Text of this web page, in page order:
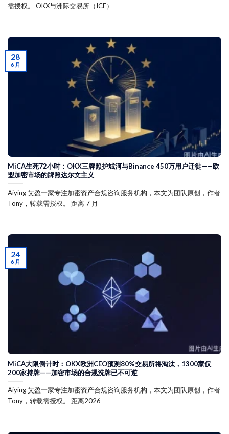
需授权。 OKX与洲际交易所（ICE）
MiCA生死72小时：OKX三牌照护城河与Binance 450万用户迁徙——欧
盟加密市场的牌照达尔文主义
Aiying 艾盈一家专注加密资产合规咨询服务机构，本文为团队原创，作者
Tony，转载需授权。 距离 7 月
28
6 月
MiCA大限倒计时：OKX欧洲CEO预测80%交易所将淘汰，1300家仅
200家持牌——加密市场的合规洗牌已不可逆
Aiying 艾盈一家专注加密资产合规咨询服务机构，本文为团队原创，作者
Tony，转载需授权。 距离2026
24
6 月